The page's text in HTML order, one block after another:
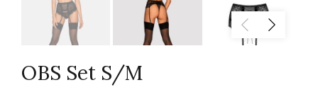
OBS Set S/M